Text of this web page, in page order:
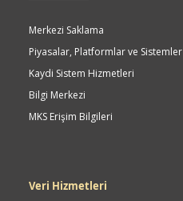
Merkezi Saklama
Piyasalar, Platformlar ve Sistemler
Kaydi Sistem Hizmetleri
Bilgi Merkezi
MKS Erişim Bilgileri
Veri Hizmetleri